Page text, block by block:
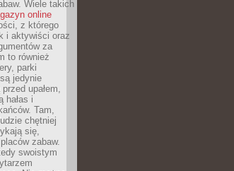
Wiele takich
online
z którego
i aktywiści oraz
za
to również
parki
jedynie
upałem,
hałas i
Tam,
chętniej
się,
zabaw.
swoistym